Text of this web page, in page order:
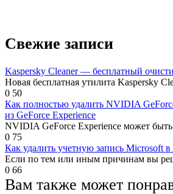
Свежие записи
Kaspersky Cleaner — бесплатный
Новая бесплатная утилита Kaspersky
0 50
Как полностью удалить NVIDIA
из GeForce Experience
NVIDIA GeForce Experience может
0 75
Как удалить учетную запись Microsoft в
Если по тем или иным причинам вы
0 66
Вам также может